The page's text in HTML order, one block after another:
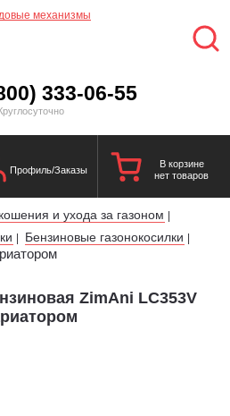
333-06-55
Профиль/Заказы
В корзине
нет товаров
и ухода за газоном |
| Бензиновые газонокосилки |
ZimAni LC353V